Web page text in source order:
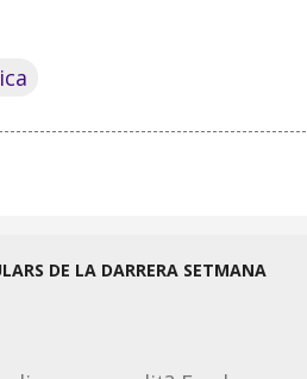
DE LA DARRERA SETMANA